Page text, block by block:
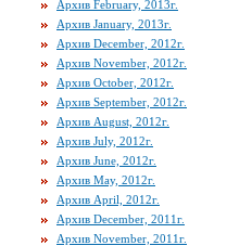
Архив February, 2013г.
Архив January, 2013г.
Архив December, 2012г.
Архив November, 2012г.
Архив October, 2012г.
Архив September, 2012г.
Архив August, 2012г.
Архив July, 2012г.
Архив June, 2012г.
Архив May, 2012г.
Архив April, 2012г.
Архив December, 2011г.
Архив November, 2011г.